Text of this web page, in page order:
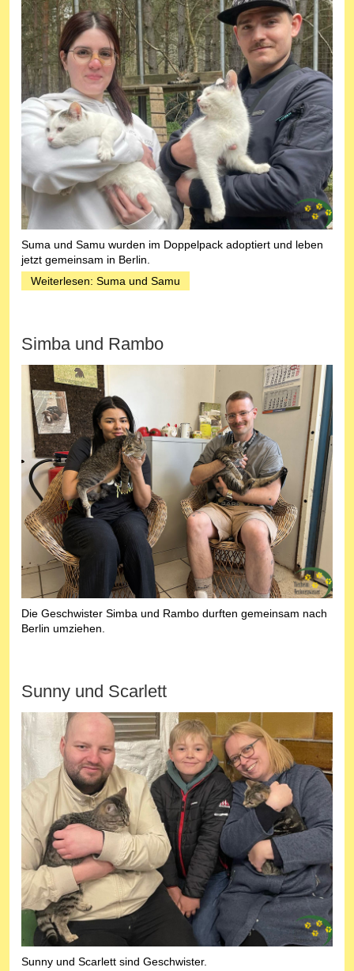
Suma und Samu wurden im Doppelpack adoptiert und leben
jetzt gemeinsam in Berlin.
Weiterlesen: Suma und Samu
Simba und Rambo
Die Geschwister Simba und Rambo durften gemeinsam nach
Berlin umziehen.
Sunny und Scarlett
Sunny und Scarlett sind Geschwister.